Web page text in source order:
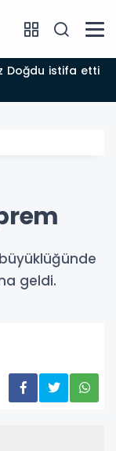
Doğdu istifa etti
geldi.